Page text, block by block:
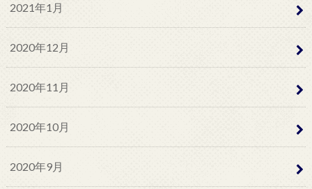
2021年1月
2020年12月
2020年11月
2020年10月
2020年9月